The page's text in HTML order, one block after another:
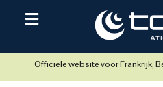
Officiële website voor Frankrijk,